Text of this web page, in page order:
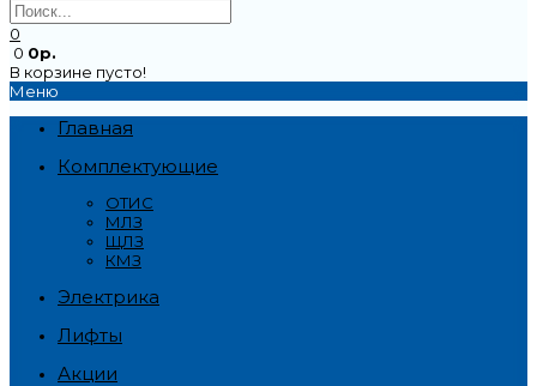
0
0 0р.
В корзине пусто!
Меню
Главная
Комплектующие
ОТИС
МЛЗ
ЩЛЗ
КМЗ
Электрика
Лифты
Акции